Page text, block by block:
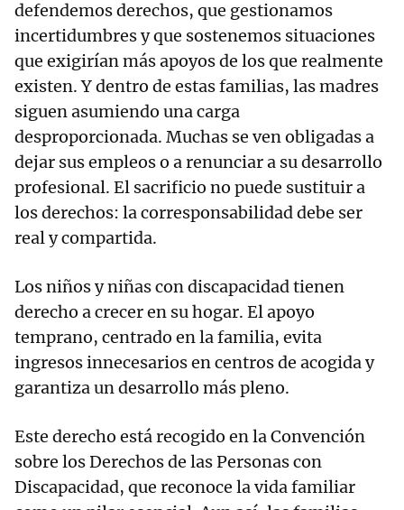
defendemos derechos, que gestionamos
incertidumbres y que sostenemos situaciones
que exigirían más apoyos de los que realmente
existen. Y dentro de estas familias, las madres
siguen asumiendo una carga
desproporcionada. Muchas se ven obligadas a
dejar sus empleos o a renunciar a su desarrollo
profesional. El sacrificio no puede sustituir a
los derechos: la corresponsabilidad debe ser
real y compartida.
Los niños y niñas con discapacidad tienen
derecho a crecer en su hogar. El apoyo
temprano, centrado en la familia, evita
ingresos innecesarios en centros de acogida y
garantiza un desarrollo más pleno.
Este derecho está recogido en la Convención
sobre los Derechos de las Personas con
Discapacidad, que reconoce la vida familiar